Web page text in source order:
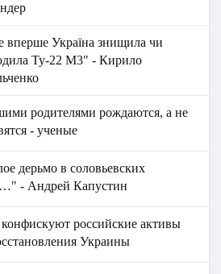
вперше Україна знищила чи
Ту-22 М3" - Кирило
родителями рождаются, а не
- ученые
дерьмо в соловьевских
- Андрей Капустин
российские активы
Украины